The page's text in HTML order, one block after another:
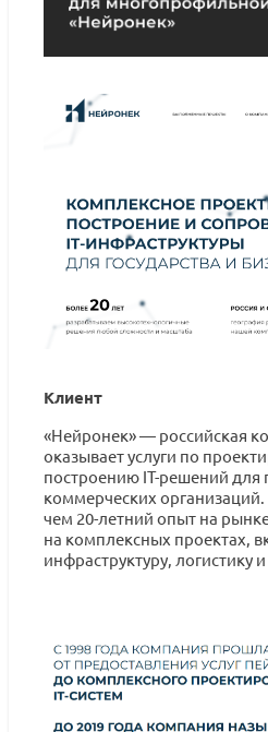
Клиент
«Нейронек» — российская
оказывает услуги по
построению IT-решений для
коммерческих
чем 20-летний опыт на
на комплексных проектах,
инфраструктуру, логистику